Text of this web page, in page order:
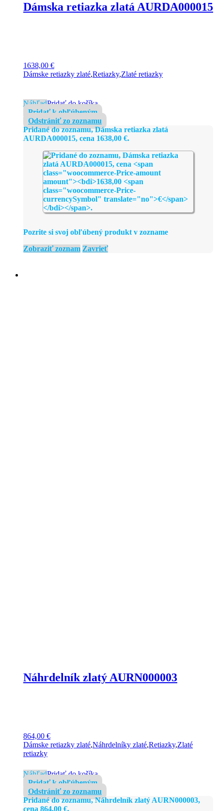
Dámska retiazka zlatá AURDA000015
1638,00 €
Dámske retiazky zlaté,Retiazky,Zlaté retiazky
NáhľadPridať do košíka
Pridať k obľúbeným
Odstrániť zo zoznamu
Pridané do zoznamu, Dámska retiazka zlatá
AURDA000015, cena 1638,00 €.
Pozrite si svoj obľúbený produkt v zozname
Zobraziť zoznam Zavrieť
Náhrdelník zlatý AURN000003
864,00 €
Dámske retiazky zlaté,Náhrdelníky zlaté,Retiazky,Zlaté
retiazky
NáhľadPridať do košíka
Pridať k obľúbeným
Odstrániť zo zoznamu
Pridané do zoznamu, Náhrdelník zlatý AURN000003,
cena 864,00 €.